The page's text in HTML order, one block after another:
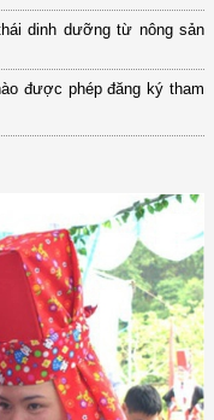
dinh dưỡng từ nông sản
được phép đăng ký tham